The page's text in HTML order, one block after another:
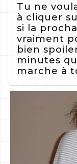
Tu ne
à cliquer
si la
vraiment
bien
minutes
marche à